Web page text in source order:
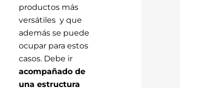
productos más
versátiles y que
además se puede
ocupar para estos
casos. Debe ir
acompañado de
una estructura